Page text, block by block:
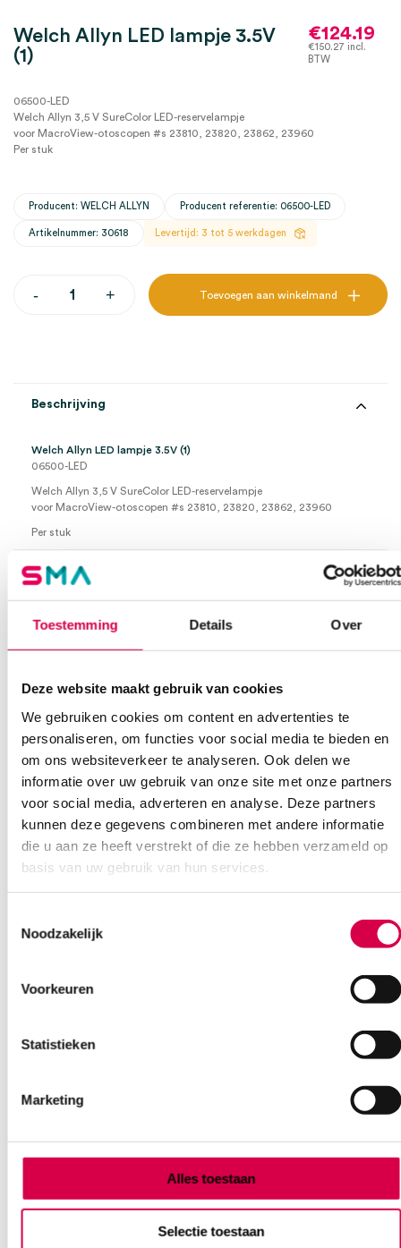
Toestemming Details Over
Deze website maakt gebruik van cookies
We gebruiken cookies om content en advertenties te
personaliseren, om functies voor social media te bieden en
om ons websiteverkeer te analyseren. Ook delen we
informatie over uw gebruik van onze site met onze partners
voor social media, adverteren en analyse. Deze partners
kunnen deze gegevens combineren met andere informatie
die u aan ze heeft verstrekt of die ze hebben verzameld op
basis van uw gebruik van hun services.
Noodzakelijk
Voorkeuren
Statistieken
Marketing
Alles toestaan
Selectie toestaan
Welch Allyn LED lampje 3.5V
(1)
€124.19
€150.27 incl.
BTW
06500-LED
Welch Allyn 3,5 V SureColor LED-reservelampje
voor MacroView-otoscopen #s 23810, 23820, 23862, 23960
Per stuk
Producent: WELCH ALLYN Producent referentie: 06500-LED
Artikelnummer: 30618 Levertijd: 3 tot 5 werkdagen
-Welch
+ Toevoegen aan winkelmand
Beschrijving
Welch Allyn LED lampje 3.5V (1)
06500-LED
Welch Allyn 3,5 V SureColor LED-reservelampje
voor MacroView-otoscopen #s 23810, 23820, 23862, 23960
Per stuk
Extra informatie
Aantal
Uitvoering LED
Beoordelingen (0)
Wees de eerste om “Welch Allyn LED lampje 3.5V (1)” te
ingelogd zijn
Waarom Medische Artikelen?
Op voorraad? Vandaag besteld, vandaag verzonden
Vaste klanten, vaste korting
Geen klein order toeslag vanaf €75 bestelwaarde
We scoren een gemiddelde van 7.1! (11 beoordelingen)
Heb je een vraag?
Onze klantenservice is bereikbaar van maandag t/m vrijdag van
08:30 tot 17:00
Bel Anca E-mail Anca Contactformulier